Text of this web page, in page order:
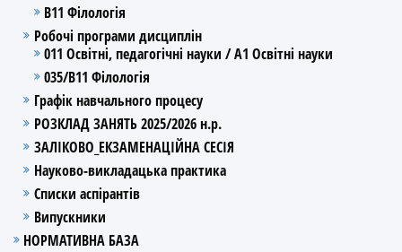
В11 Філологія
Робочі програми дисциплін
011 Освітні, педагогічні науки / А1 Освітні науки
035/В11 Філологія
Графік навчального процесу
РОЗКЛАД ЗАНЯТЬ 2025/2026 н.р.
ЗАЛІКОВО_ЕКЗАМЕНАЦІЙНА СЕСІЯ
Науково-викладацька практика
Списки аспірантів
Випускники
НОРМАТИВНА БАЗА